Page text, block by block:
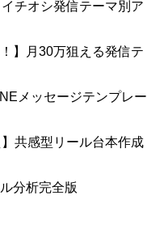
チオシ発信テーマ別ア
】月30万狙える発信テ
メッセージテンプレー
共感型リール台本作成
分析完全版